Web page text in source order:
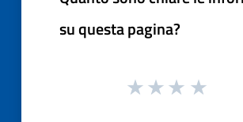
su questa pagina?